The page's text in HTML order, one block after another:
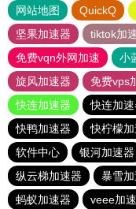
网站地图 QuickQ
坚果加速器
tiktok加
免费vqn外网加速
小
旋风加速器
免费vps
快连加速器
快连加
快鸭加速器
快柠檬
软件中心
银河加速器
纵云梯加速器
暴雪
蚂蚁加速器
veee加